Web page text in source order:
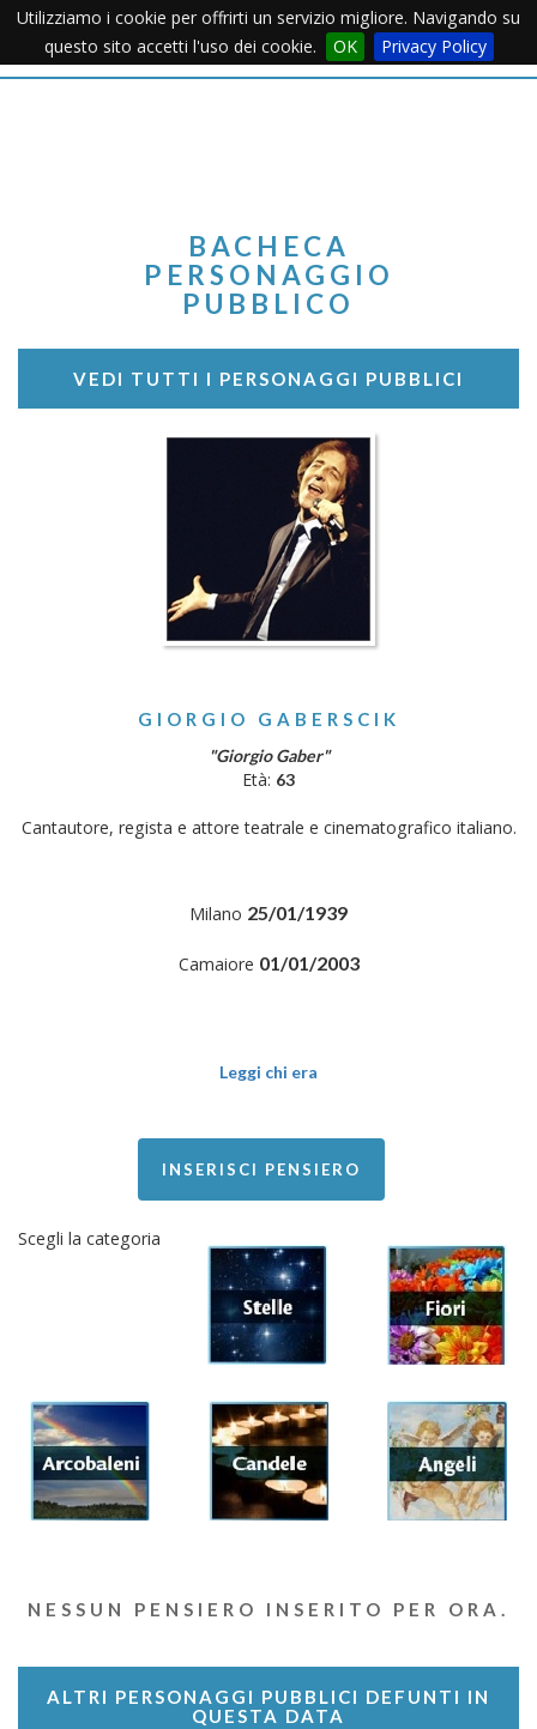
Utilizziamo i cookie per offrirti un servizio migliore. Navigando su
questo sito accetti l'uso dei cookie.
OK Privacy PolicyMenu
BACHECA
PERSONAGGIO
PUBBLICO
VEDI TUTTI I PERSONAGGI PUBBLICI
GIORGIO GABERSCIK
"Giorgio Gaber"
Età: 63
Cantautore, regista e attore teatrale e cinematografico italiano.
Milano 25/01/1939
Camaiore 01/01/2003
Leggi chi era
INSERISCI PENSIERO
Scegli la categoria
NESSUN PENSIERO INSERITO PER ORA.
ALTRI PERSONAGGI PUBBLICI DEFUNTI IN
QUESTA DATA